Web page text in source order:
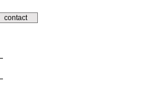
contact